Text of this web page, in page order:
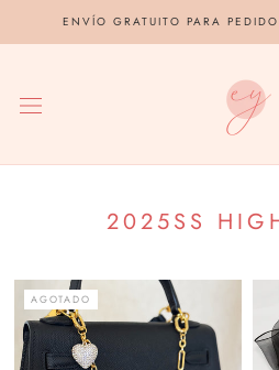
ENVÍO GRATUITO PARA
2025SS
AGOTADO